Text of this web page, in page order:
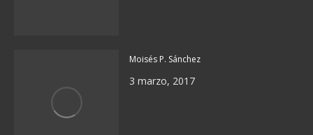
Moisés P. Sánchez
3 marzo, 2017